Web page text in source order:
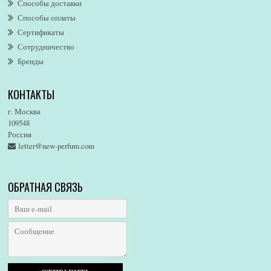
Altaia
Alvarez Gomez
Alviero Martini
Alyson Oldoini
American Eagle
Amore Segreto
Amorino
Amouage
Amzan
Andre D`Archer
Andrea Maack
Andy Warhol
Способы доставки
Способы оплаты
Сертификаты
Сотрудничество
Бренды
КОНТАКТЫ
г. Москва
109548
Россия
letter@new-perfum.com
ОБРАТНАЯ СВЯЗЬ